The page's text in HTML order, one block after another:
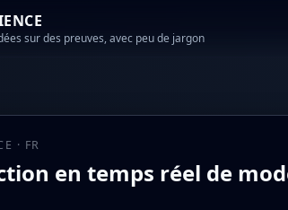
sur des preuves, avec peu de jargon
· FR
en temps réel de